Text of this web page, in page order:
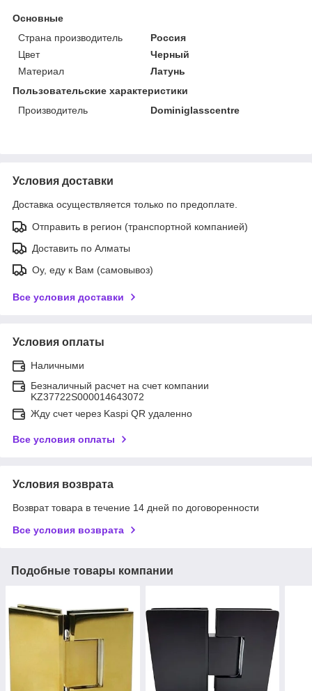
Основные
Страна производитель
Россия
Цвет
Черный
Материал
Латунь
Пользовательские характеристики
Производитель
Dominiglasscentre
Условия доставки
Доставка осуществляется только по предоплате.
Отправить в регион (транспортной компанией)
Доставить по Алматы
Оу, еду к Вам (самовывоз)
Все условия доставки
Условия оплаты
Наличными
Безналичный расчет на счет компании
KZ37722S000014643072
Жду счет через Kaspi QR удаленно
Все условия оплаты
Условия возврата
Возврат товара в течение 14 дней по договоренности
Все условия возврата
Подобные товары компании